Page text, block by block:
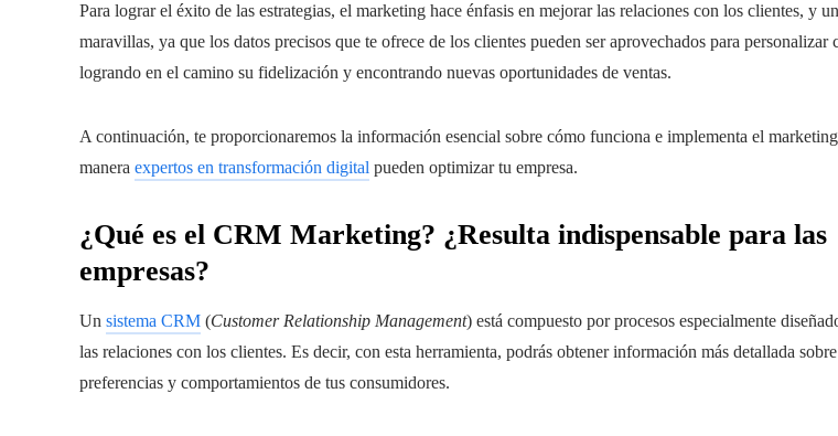
Para lograr el éxito de las estrategias, el marketing hace énfasis en mejorar las relaciones con los clientes, y
maravillas, ya que los datos precisos que te ofrece de los clientes pueden ser aprovechados para personalizar
logrando en el camino su fidelización y encontrando nuevas oportunidades de ventas.
A continuación, te proporcionaremos la información esencial sobre cómo funciona e implementa el
manera expertos en transformación digital pueden optimizar tu empresa.
¿Qué es el CRM Marketing? ¿Resulta indispensable para las
empresas?
Un sistema CRM (Customer Relationship Management) está compuesto por procesos especialmente
las relaciones con los clientes. Es decir, con esta herramienta, podrás obtener información más detallada
preferencias y comportamientos de tus consumidores.